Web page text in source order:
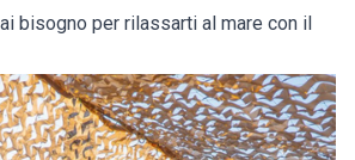
bisogno per rilassarti al mare con il